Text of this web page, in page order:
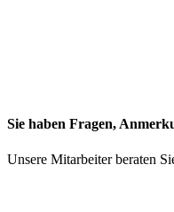
Sie haben Fragen,
Unsere Mitarbeiter beraten